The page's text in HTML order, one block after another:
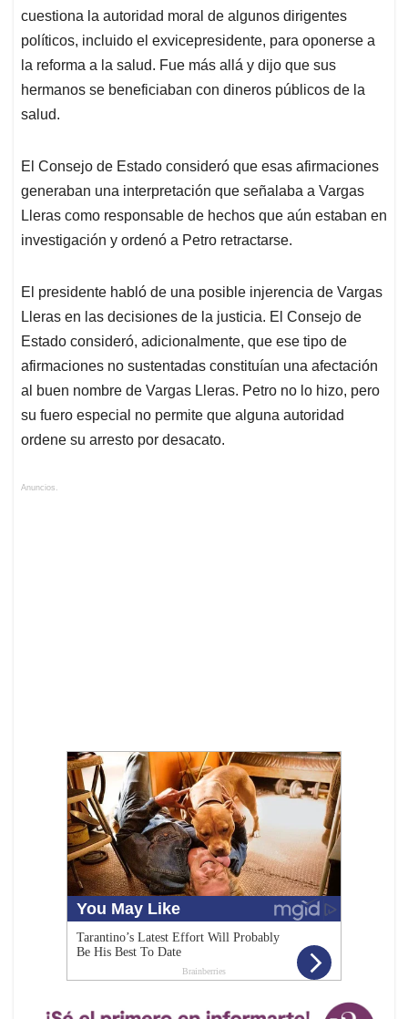
cuestiona la autoridad moral de algunos dirigentes
políticos, incluido el exvicepresidente, para oponerse a
la reforma a la salud. Fue más allá y dijo que sus
hermanos se beneficiaban con dineros públicos de la
salud.
El Consejo de Estado consideró que esas afirmaciones
generaban una interpretación que señalaba a Vargas
Lleras como responsable de hechos que aún estaban en
investigación y ordenó a Petro retractarse.
El presidente habló de una posible injerencia de Vargas
Lleras en las decisiones de la justicia. El Consejo de
Estado consideró, adicionalmente, que ese tipo de
afirmaciones no sustentadas constituían una afectación
al buen nombre de Vargas Lleras. Petro no lo hizo, pero
su fuero especial no permite que alguna autoridad
ordene su arresto por desacato.
Anuncios.